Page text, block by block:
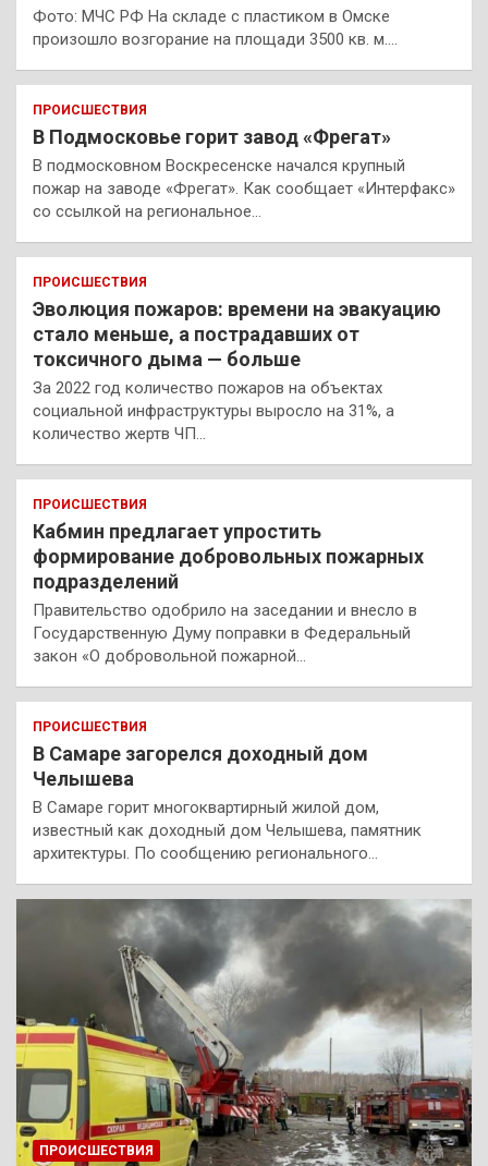
Фото: МЧС РФ На складе с пластиком в Омске
произошло возгорание на площади 3500 кв. м.…
ПРОИСШЕСТВИЯ
В Подмосковье горит завод «Фрегат»
В подмосковном Воскресенске начался крупный
пожар на заводе «Фрегат». Как сообщает «Интерфакс»
со ссылкой на региональное…
ПРОИСШЕСТВИЯ
Эволюция пожаров: времени на эвакуацию
стало меньше, а пострадавших от
токсичного дыма — больше
За 2022 год количество пожаров на объектах
социальной инфраструктуры выросло на 31%, а
количество жертв ЧП…
ПРОИСШЕСТВИЯ
Кабмин предлагает упростить
формирование добровольных пожарных
подразделений
Правительство одобрило на заседании и внесло в
Государственную Думу поправки в Федеральный
закон «О добровольной пожарной…
ПРОИСШЕСТВИЯ
В Самаре загорелся доходный дом
Челышева
В Самаре горит многоквартирный жилой дом,
известный как доходный дом Челышева, памятник
архитектуры. По сообщению регионального…
ПРОИСШЕСТВИЯ